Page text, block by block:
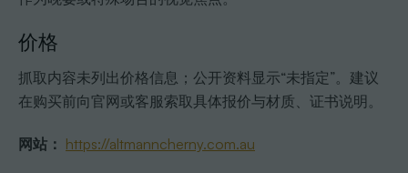
价格
抓取内容未列出价格信息；公开资料显示“未指定”。建议
在购买前向官网或客服索取具体报价与材质、证书说明。
网站： https://altmanncherny.com.au